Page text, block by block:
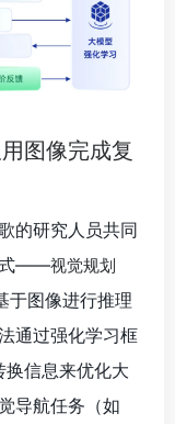
图像完成复
的研究人员共同
式——视觉规划
于图像进行推理
通过强化学习框
换信息来优化大
导航任务（如